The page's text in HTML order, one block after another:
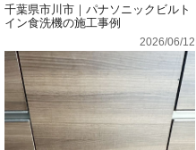
千葉県市川市｜パナソニックビルト
イン食洗機の施工事例
2026/06/12